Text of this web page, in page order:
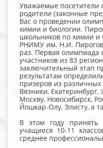
Уважаемые посетители
родители (законные
Вас о проведении
химии и биологии.
школьников по химии и
РНИМУ им. Н.И.
раз. Первая олимпиада
участников из 83
заключительный этап
результатам
призеров из различных
Вязники,
Москву, Новосибирск,
Йошкар-Олу, Элисту, а
В этом году принять
учащиеся 10-11
среднее